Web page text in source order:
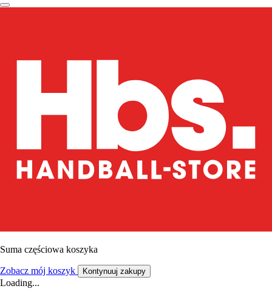
Suma częściowa koszyka
Zobacz mój koszyk Kontynuuj zakupy
Loading...